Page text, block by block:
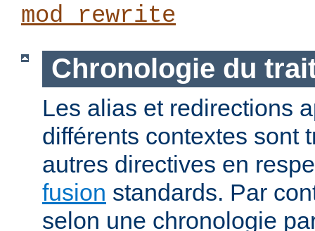
mod_rewrite
Chronologie du
Les alias et redirections
différents contextes sont
autres directives en
fusion standards. Par
selon une chronologie